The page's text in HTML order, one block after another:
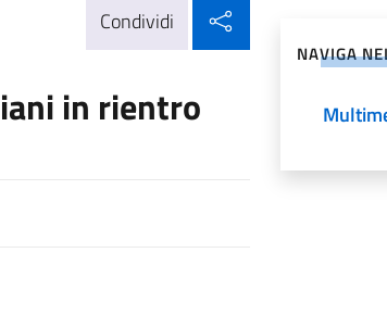
Condividi
in rientro
NAVIGA